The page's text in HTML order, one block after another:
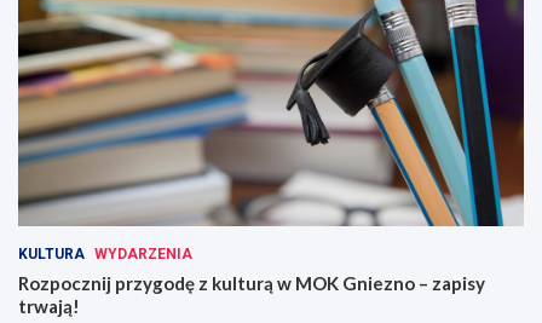
KULTURA WYDARZENIA
Rozpocznij przygodę z kulturą w MOK Gniezno – zapisy
trwają!